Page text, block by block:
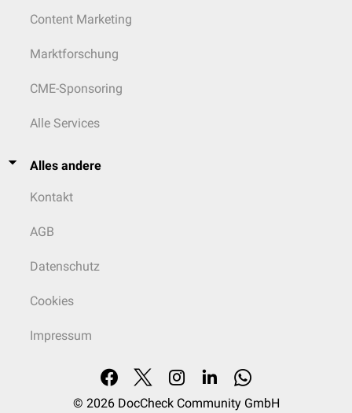
Content Marketing
Marktforschung
CME-Sponsoring
Alle Services
Alles andere
Kontakt
AGB
Datenschutz
Cookies
Impressum
© 2026 DocCheck Community GmbH